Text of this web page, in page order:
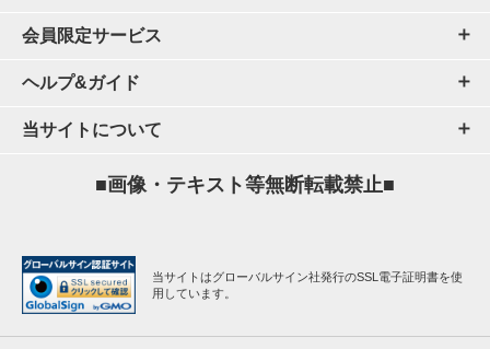
会員限定サービス
ヘルプ&ガイド
当サイトについて
■画像・テキスト等無断転載禁止■
当サイトはグローバルサイン社発行のSSL電子証明書を使
用しています。